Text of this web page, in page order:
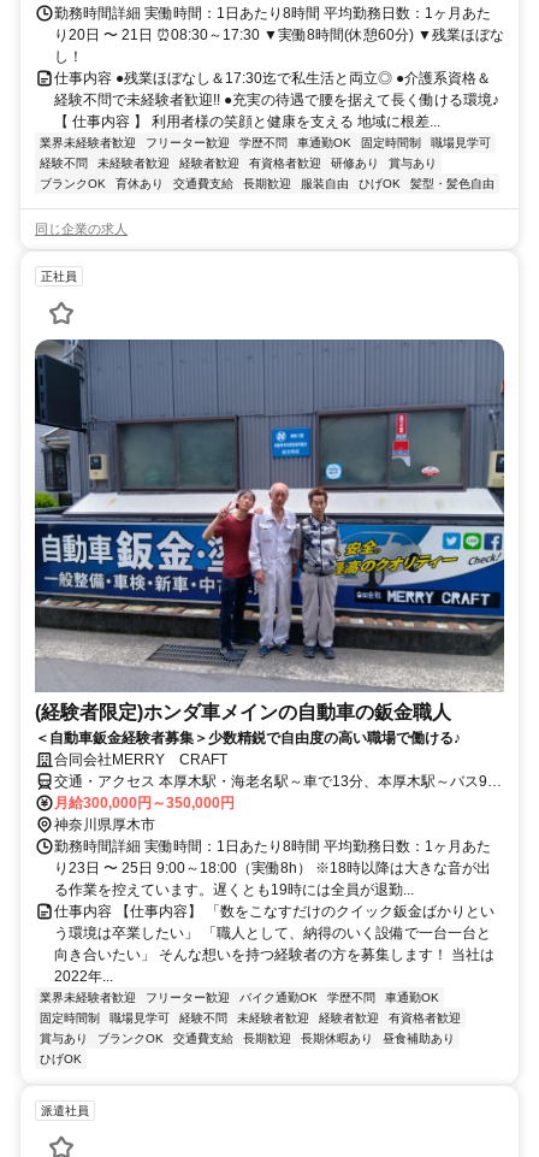
勤務時間詳細 実働時間：1日あたり8時間 平均勤務日数：1ヶ月あた
り20日 〜 21日 ⏰08:30～17:30 ▼実働8時間(休憩60分) ▼残業ほぼな
し！
仕事内容 ●残業ほぼなし＆17:30迄で私生活と両立◎ ●介護系資格＆
経験不問で未経験者歓迎!! ●充実の待遇で腰を据えて長く働ける環境♪
【 仕事内容 】 利用者様の笑顔と健康を支える 地域に根差...
業界未経験者歓迎 フリーター歓迎 学歴不問 車通勤OK 固定時間制
職場見学可
経験不問
未経験者歓迎 経験者歓迎 有資格者歓迎 研修あり
賞与あり
ブランクOK
育休あり 交通費支給 長期歓迎 服装自由 ひげOK 髪型・髪色自由
同じ企業の求人
正社員
(経験者限定)ホンダ車メインの自動車の鈑金職人
＜自動車鈑金経験者募集＞少数精鋭で自由度の高い職場で働ける♪
合同会社MERRY CRAFT
交通・アクセス 本厚木駅・海老名駅～車で13分、本厚木駅～バス9分
「中村入口」下車徒歩2分 ★車・バイク通勤OK
月給300,000円～350,000円
神奈川県厚木市
勤務時間詳細 実働時間：1日あたり8時間 平均勤務日数：1ヶ月あた
り23日 〜 25日 9:00～18:00（実働8h） ※18時以降は大きな音が出
る作業を控えています。遅くとも19時には全員が退勤...
仕事内容 【仕事内容】 「数をこなすだけのクイック鈑金ばかりとい
う環境は卒業したい」 「職人として、納得のいく設備で一台一台と
向き合いたい」 そんな想いを持つ経験者の方を募集します！ 当社は
2022年...
業界未経験者歓迎 フリーター歓迎 バイク通勤OK 学歴不問
車通勤OK
固定時間制
職場見学可 経験不問 未経験者歓迎 経験者歓迎
有資格者歓迎
賞与あり
ブランクOK 交通費支給 長期歓迎 長期休暇あり
昼食補助あり
ひげOK
派遣社員